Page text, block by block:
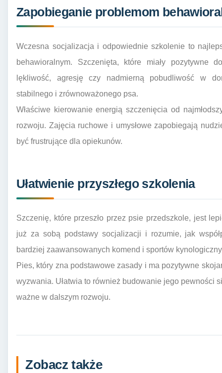
Zapobieganie problemom
Wczesna socjalizacja i odpowiednie szkolenie to
behawioralnym. Szczenięta, które miały pozytywne
lękliwość, agresję czy nadmierną pobudliwość w
stabilnego i zrównoważonego psa.
Właściwe kierowanie energią szczenięcia od
rozwoju. Zajęcia ruchowe i umysłowe zapobiegają
być frustrujące dla opiekunów.
Ułatwienie przyszłego szkolenia
Szczenię, które przeszło przez psie przedszkole, jest
już za sobą podstawy socjalizacji i rozumie, jak
bardziej zaawansowanych komend i sportów
Pies, który zna podstawowe zasady i ma pozytywne
wyzwania. Ułatwia to również budowanie jego pewności
ważne w dalszym rozwoju.
Zobacz także